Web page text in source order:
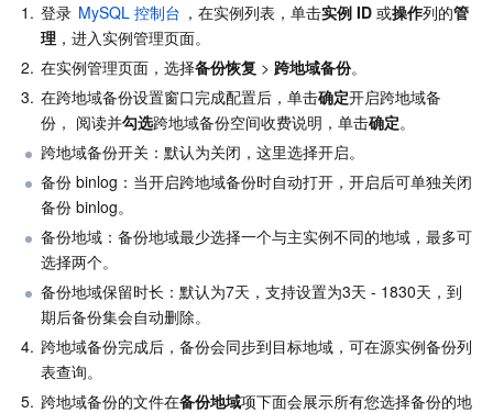
1. 登录 MySQL 控制台 ，在实例列表，单击实例 ID 或操作列的管
理 ，进入实例管理页面。
2. 在实例管理页面，选择备份恢复 > 跨地域备份。
3. 在跨地域备份设置窗口完成配置后，单击确定开启跨地域备
份， 阅读并勾选跨地域备份空间收费说明，单击确定。
跨地域备份开关：默认为关闭，这里选择开启。
备份 binlog：当开启跨地域备份时自动打开，开启后可单独关闭
备份 binlog。
备份地域：备份地域最少选择一个与主实例不同的地域，最多可
选择两个。
备份地域保留时长：默认为7天，支持设置为3天 - 1830天，到
期后备份集会自动删除。
4. 跨地域备份完成后，备份会同步到目标地域，可在源实例备份列
表查询。
5. 跨地域备份的文件在备份地域项下面会展示所有您选择备份的地